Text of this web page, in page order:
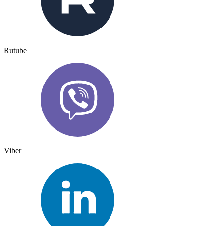
Rutube
Viber